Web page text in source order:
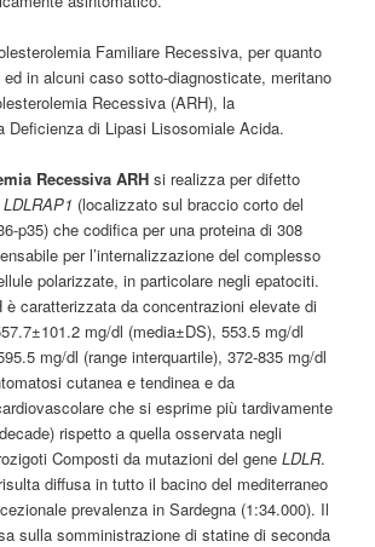
Familiare Recessiva, per quanto
ed in alcuni caso sotto-diagnosticate, meritano
Recessiva (ARH), la
Deficienza di Lipasi Lisosomiale Acida.
Recessiva ARH si realizza per difetto
LDLRAP1 (localizzato sul braccio corto del
p35) che codifica per una proteina di 308
per l’internalizzazione del complesso
polarizzate, in particolare negli epatociti.
è caratterizzata da concentrazioni elevate di
mg/dl (media±DS), 553.5 mg/dl
mg/dl (range interquartile), 372-835 mg/dl
cutanea e tendinea e da
che si esprime più tardivamente
rispetto a quella osservata negli
Composti da mutazioni del geneLDLR.
diffusa in tutto il bacino del mediterraneo
prevalenza in Sardegna (1:34.000). Il
sulla somministrazione di statine di seconda